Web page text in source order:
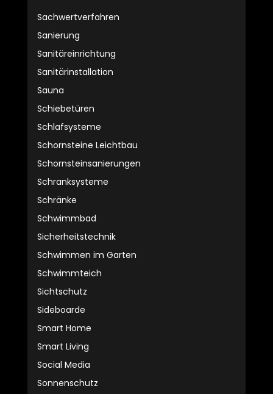
Sachwertverfahren
Sanierung
Sanitäreinrichtung
Sanitärinstallation
Sauna
Schiebetüren
Schlafsysteme
Schornsteine Leichtbau
Schornsteinsanierungen
Schranksysteme
Schränke
Schwimmbad
Sicherheitstechnik
Schwimmen im Garten
Schwimmteich
Sichtschutz
Sideboarde
Smart Home
Smart Living
Social Media
Sonnenschutz